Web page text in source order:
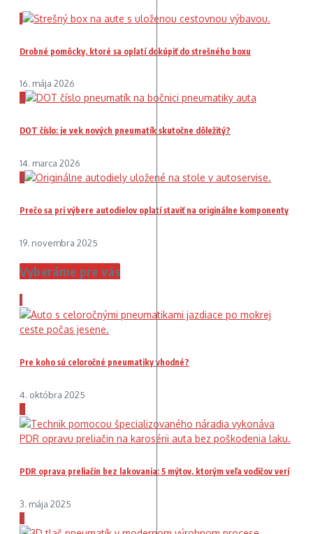
1
Drobné pomôcky, ktoré sa oplatí dokúpiť do strešného boxu
16. mája 2026
2
DOT číslo: je vek nových pneumatík skutočne dôležitý?
14. marca 2026
3
Prečo sa pri výbere autodielov oplatí staviť na originálne komponenty
19. novembra 2025
Vyberáme pre vás
1
Pre koho sú celoročné pneumatiky vhodné?
4. októbra 2025
2
PDR oprava preliačin bez lakovania: 5 mýtov, ktorým veľa vodičov verí
3. mája 2025
3